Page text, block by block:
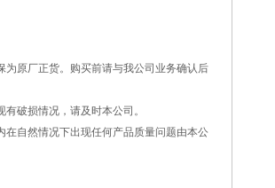
原厂正货。购买前请与我公司业务确认后
破损情况，请及时本公司。
自然情况下出现任何产品质量问题由本公